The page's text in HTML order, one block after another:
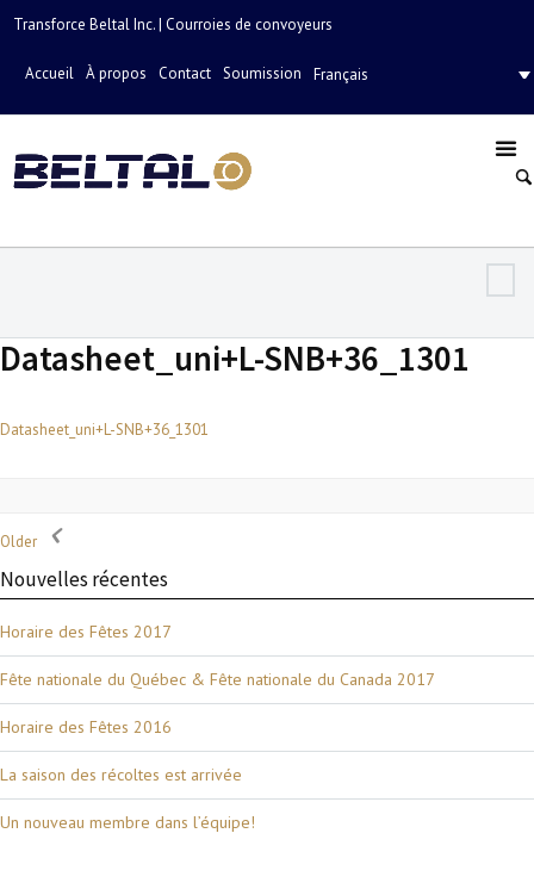
Transforce Beltal Inc. | Courroies de convoyeurs
Accueil À propos Contact Soumission Français
Datasheet_uni+L-SNB+36_1301
Datasheet_uni+L-SNB+36_1301
Older
Nouvelles récentes
Horaire des Fêtes 2017
Fête nationale du Québec & Fête nationale du Canada 2017
Horaire des Fêtes 2016
La saison des récoltes est arrivée
Un nouveau membre dans l’équipe!